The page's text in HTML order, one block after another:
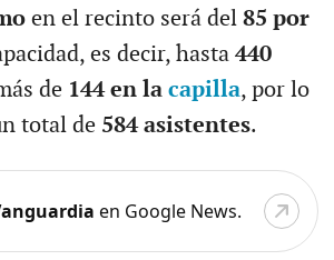
en el recinto será del 85 por
es decir, hasta 440
de 144 en la capilla, por lo
total de 584 asistentes.
en Google News.